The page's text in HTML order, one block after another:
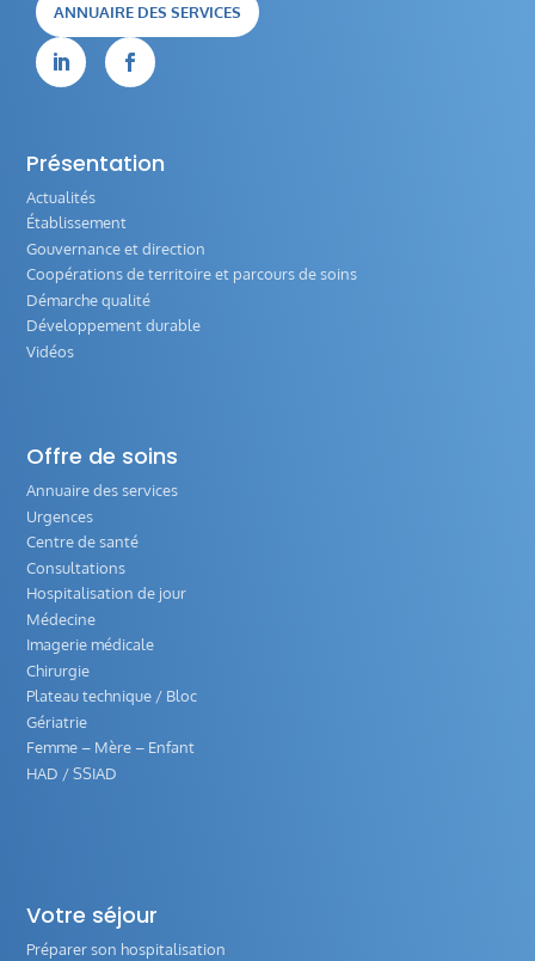
ANNUAIRE DES SERVICES
 
Présentation
Actualités
Établissement
Gouvernance et direction
Coopérations de territoire et parcours de soins
Démarche qualité
Développement durable
Vidéos
Offre de soins
Annuaire des services
Urgences
Centre de santé
Consultations
Hospitalisation de jour
Médecine
Imagerie médicale
Chirurgie
Plateau technique / Bloc
Gériatrie
Femme – Mère – Enfant
HAD / SSIAD
Votre séjour
Préparer son hospitalisation